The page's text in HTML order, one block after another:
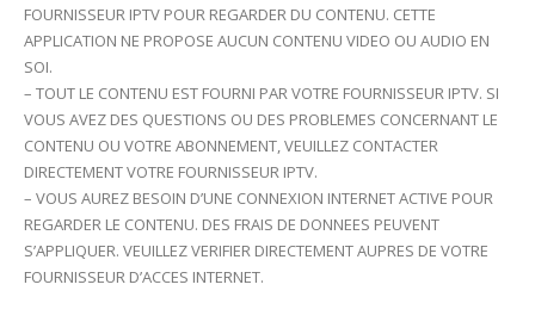
FOURNISSEUR IPTV POUR REGARDER DU CONTENU. CETTE
APPLICATION NE PROPOSE AUCUN CONTENU VIDEO OU AUDIO EN
SOI.
– TOUT LE CONTENU EST FOURNI PAR VOTRE FOURNISSEUR IPTV. SI
VOUS AVEZ DES QUESTIONS OU DES PROBLEMES CONCERNANT LE
CONTENU OU VOTRE ABONNEMENT, VEUILLEZ CONTACTER
DIRECTEMENT VOTRE FOURNISSEUR IPTV.
– VOUS AUREZ BESOIN D’UNE CONNEXION INTERNET ACTIVE POUR
REGARDER LE CONTENU. DES FRAIS DE DONNEES PEUVENT
S’APPLIQUER. VEUILLEZ VERIFIER DIRECTEMENT AUPRES DE VOTRE
FOURNISSEUR D’ACCES INTERNET.